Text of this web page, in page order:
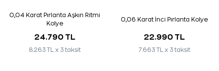
0,04 Karat Pırlanta Aşkın Ritmi
Kolye
24.790 TL
8.263 TL x 3 taksit
0,06 Karat İnci Pırlanta Kolye
22.990 TL
7.663 TL x 3 taksit